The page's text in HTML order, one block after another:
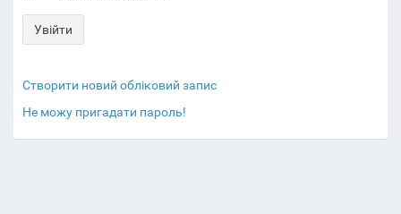
Створити новий обліковий запис
Не можу пригадати пароль!